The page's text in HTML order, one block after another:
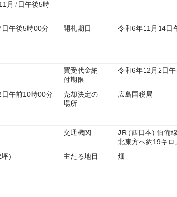
月7日午後5時
午後5時00分 開札期日 令和6年11月14日
買受代金納
付期限
令和6年12月2日
午前10時00分
売却決定の
場所
広島国税局
交通機関 JR (西日本) 伯備線
北東方へ約19キロ
) 主たる地目 畑